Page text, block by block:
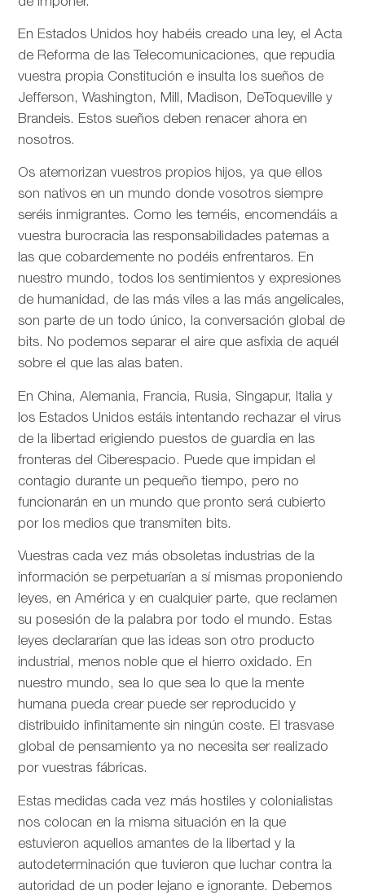
En Estados Unidos hoy habéis creado una ley, el Acta
de Reforma de las Telecomunicaciones, que repudia
vuestra propia Constitución e insulta los sueños de
Jefferson, Washington, Mill, Madison, DeToqueville y
Brandeis. Estos sueños deben renacer ahora en
nosotros.
Os atemorizan vuestros propios hijos, ya que ellos
son nativos en un mundo donde vosotros siempre
seréis inmigrantes. Como les teméis, encomendáis a
vuestra burocracia las responsabilidades paternas a
las que cobardemente no podéis enfrentaros. En
nuestro mundo, todos los sentimientos y expresiones
de humanidad, de las más viles a las más angelicales,
son parte de un todo único, la conversación global de
bits. No podemos separar el aire que asfixia de aquél
sobre el que las alas baten.
En China, Alemania, Francia, Rusia, Singapur, Italia y
los Estados Unidos estáis intentando rechazar el virus
de la libertad erigiendo puestos de guardia en las
fronteras del Ciberespacio. Puede que impidan el
contagio durante un pequeño tiempo, pero no
funcionarán en un mundo que pronto será cubierto
por los medios que transmiten bits.
Vuestras cada vez más obsoletas industrias de la
información se perpetuarían a sí mismas proponiendo
leyes, en América y en cualquier parte, que reclamen
su posesión de la palabra por todo el mundo. Estas
leyes declararían que las ideas son otro producto
industrial, menos noble que el hierro oxidado. En
nuestro mundo, sea lo que sea lo que la mente
humana pueda crear puede ser reproducido y
distribuido infinitamente sin ningún coste. El trasvase
global de pensamiento ya no necesita ser realizado
por vuestras fábricas.
Estas medidas cada vez más hostiles y colonialistas
nos colocan en la misma situación en la que
estuvieron aquellos amantes de la libertad y la
autodeterminación que tuvieron que luchar contra la
autoridad de un poder lejano e ignorante. Debemos